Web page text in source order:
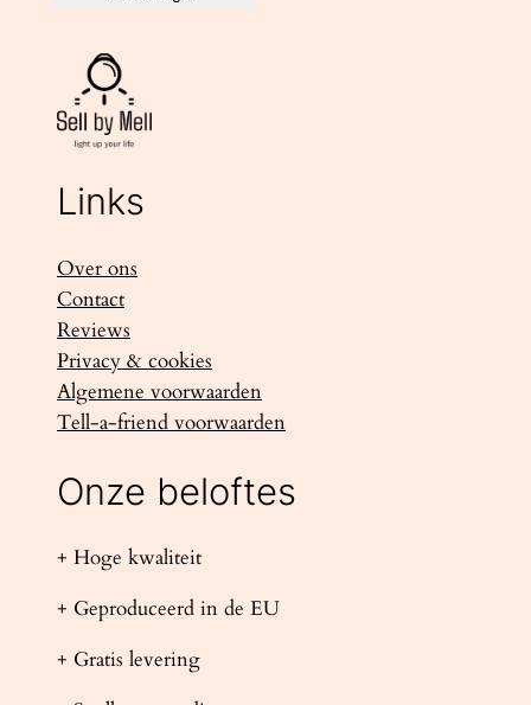
Links
Over ons
Contact
Reviews
Privacy & cookies
Algemene voorwaarden
Tell-a-friend voorwaarden
Onze beloftes
+ Hoge kwaliteit
+ Geproduceerd in de EU
+ Gratis levering